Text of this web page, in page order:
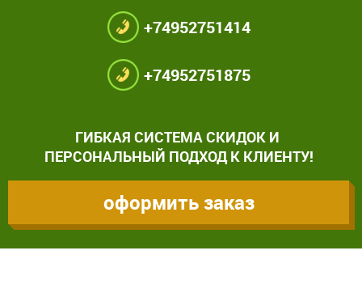
+74952751414
+74952751875
ГИБКАЯ СИСТЕМА СКИДОК И
ПЕРСОНАЛЬНЫЙ ПОДХОД К КЛИЕНТУ!
оформить заказ